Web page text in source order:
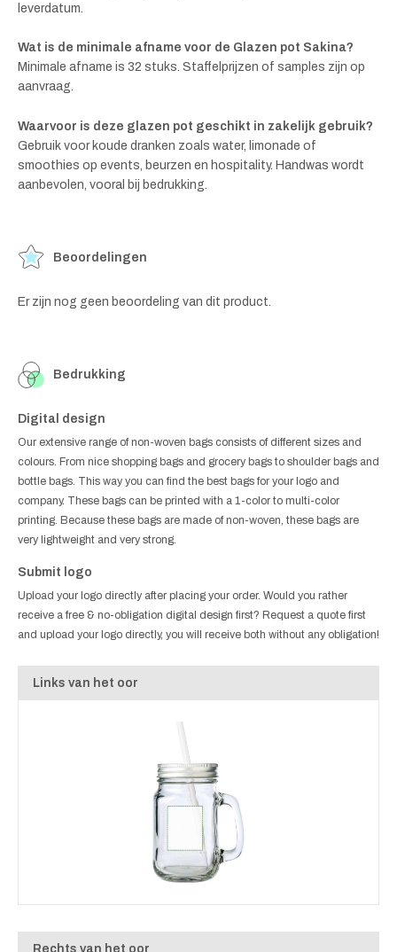
leverdatum.
Wat is de minimale afname voor de Glazen pot Sakina?
Minimale afname is 32 stuks. Staffelprijzen of samples zijn op
aanvraag.
Waarvoor is deze glazen pot geschikt in zakelijk gebruik?
Gebruik voor koude dranken zoals water, limonade of
smoothies op events, beurzen en hospitality. Handwas wordt
aanbevolen, vooral bij bedrukking.
Beoordelingen
Er zijn nog geen beoordeling van dit product.
Bedrukking
Digital design
Our extensive range of non-woven bags consists of different sizes and
colours. From nice shopping bags and grocery bags to shoulder bags and
bottle bags. This way you can find the best bags for your logo and
company. These bags can be printed with a 1-color to multi-color
printing. Because these bags are made of non-woven, these bags are
very lightweight and very strong.
Submit logo
Upload your logo directly after placing your order. Would you rather
receive a free & no-obligation digital design first? Request a quote first
and upload your logo directly, you will receive both without any obligation!
Links van het oor
Rechts van het oor